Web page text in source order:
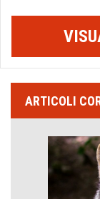
ARTICOLI